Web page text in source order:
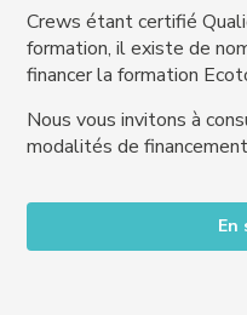
Crews étant certifié
formation, il existe de
financer la formation
Nous vous invitons à
modalités de
En